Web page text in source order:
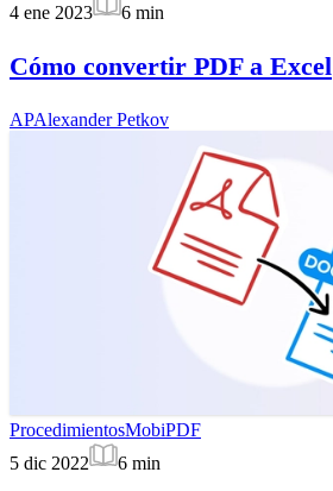
4 ene 2023
6 min
Cómo convertir PDF a Excel
APAlexander Petkov
ProcedimientosMobiPDF
5 dic 2022
6 min